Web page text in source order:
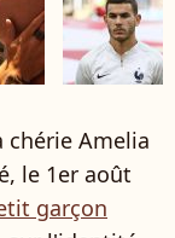
chérie Amelia
le 1er août
garçon